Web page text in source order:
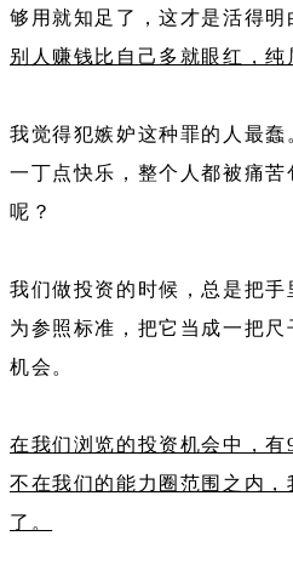
够用就知足了，这才是活得明
别人赚钱比自己多就眼红，纯
我觉得犯嫉妒这种罪的人最蠢
一丁点快乐，整个人都被痛
呢？
我们做投资的时候，总是把
为参照标准，把它当成一把
机会。
在我们浏览的投资机会中，有
不在我们的能力圈范围之内
了。